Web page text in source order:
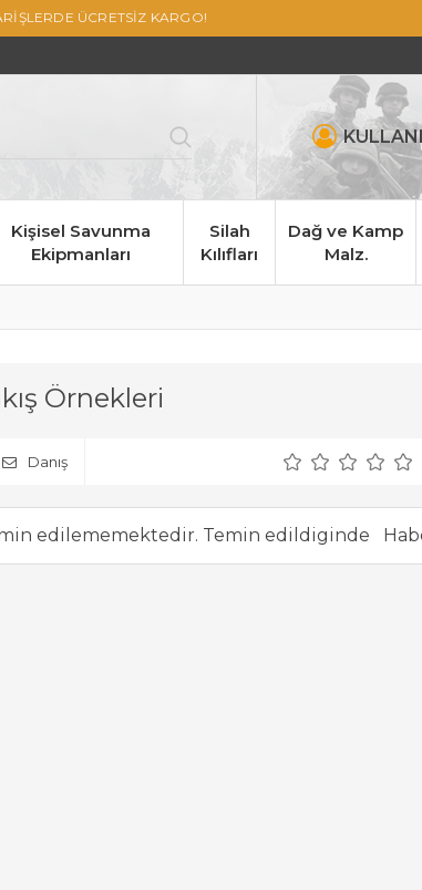
ÜCRETSİZ KARGO!
Kişisel Savunma
Ekipmanları
Silah
Kılıfları
Dağ ve Kamp
Malz.
Örnekleri
Danış
edilememektedir. Temin edildiginde